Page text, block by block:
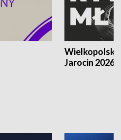
Jarocin 2026